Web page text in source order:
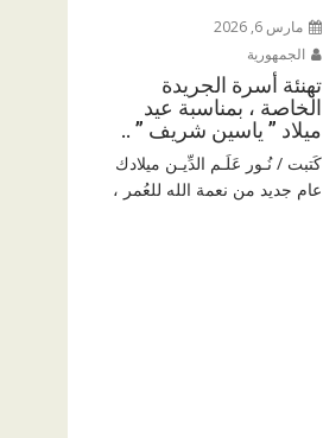
مارس 6, 2026
الجمهورية
تهنئة أسرة الجريدة
الخاصة ، بمناسبة عيد
ميلاد ” ياسين شريف ” ..
كَتبت / نُـور عَلَـم الدِّيـن ميلادك
عام جديد من نعمة الله للعُمر ،